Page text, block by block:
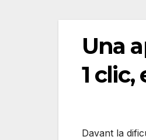
Una
1 clic,
Davant la